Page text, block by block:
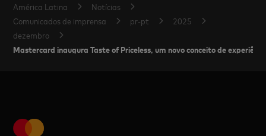
América Latina
Notícias
Comunicados de imprensa
pr-pt
2025
dezembro
Mastercard inaugura Taste of Priceless, um novo conceito de